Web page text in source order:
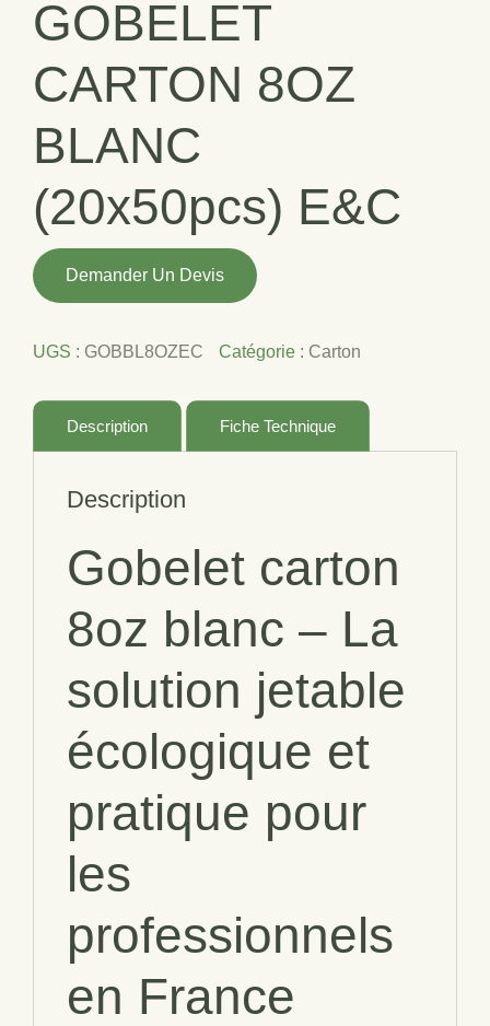
GOBELET
CARTON 8OZ
BLANC
(20x50pcs) E&C
quantité
de
CARTON
BLANC
(20x50pcs)
E&C
Demander Un Devis
UGS : GOBBL8OZEC Catégorie : Carton
Description Fiche Technique
Description
Gobelet carton
8oz blanc – La
solution jetable
écologique et
pratique pour
les
professionnels
en France